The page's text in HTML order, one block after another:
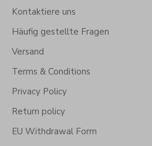
Kontaktiere uns
Häufig gestellte Fragen
Versand
Terms & Conditions
Privacy Policy
Return policy
EU Withdrawal Form